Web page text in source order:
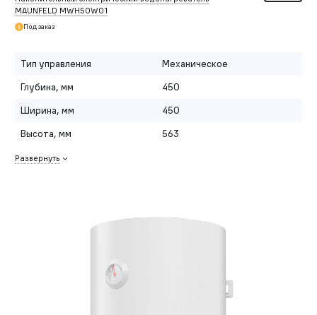
MAUNFELD MWH50W01
Под заказ
Тип управления
Механическое
Глубина, мм
450
Ширина, мм
450
Высота, мм
563
Развернуть